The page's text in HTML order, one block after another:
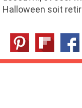
Halloween soit